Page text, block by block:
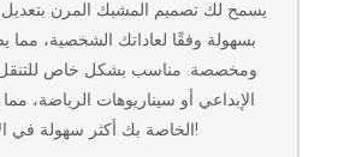
يسمح لك تصميم المشبك المرن
بسهولة وفقًا لعاداتك الشخصية، مما
ومخصصة. مناسب بشكل خاص للتنقل
الإبداعي أو سيناريوهات الرياضة، مما
الخاصة بك أكثر سهولة في الاستخدام!